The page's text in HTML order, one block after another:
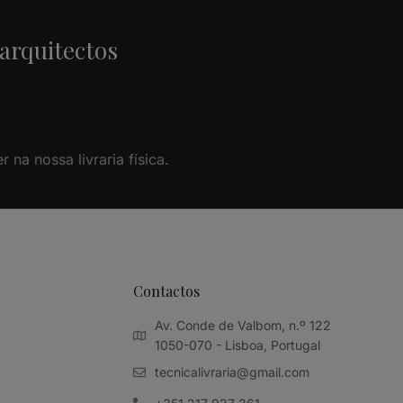
na nossa livraria física.
Contactos
Av. Conde de Valbom, n.º 122
1050-070 - Lisboa, Portugal
tecnicalivraria@gmail.com